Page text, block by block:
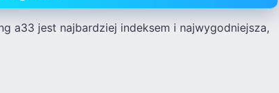
a33 jest najbardziej indeksem i najwygodniejsza,